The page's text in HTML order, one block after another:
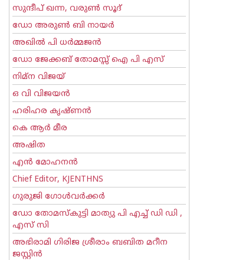
സുന്ദീപ് ഖന്ന, വരുൺ സൂദ്
ഡോ അരുണ്‍ ബി നായര്‍
അഖില്‍ പി ധര്‍മ്മജന്‍
ഡോ ജേക്കബ് തോമസ്സ് ഐ പി എസ്
നിമ്ന വിജയ്
ഒ വി വിജയന്‍
ഹരിഹര കൃഷ്ണൻ
കെ ആര്‍ മീര
അഷിത
എന്‍ മോഹനന്‍
Chief Editor, KJENTHNS
ഗുരുജി ഗോള്‍‌വര്‍ക്കര്‍
ഡോ തോമസ്കുട്ടി മാത്യു പി എച്ച് ഡി ഡി ,
എസ് സി
അഭിരാമി ഗിരിജ ശ്രീരാം ബബിത മറീന
ജസ്റ്റിന്‍